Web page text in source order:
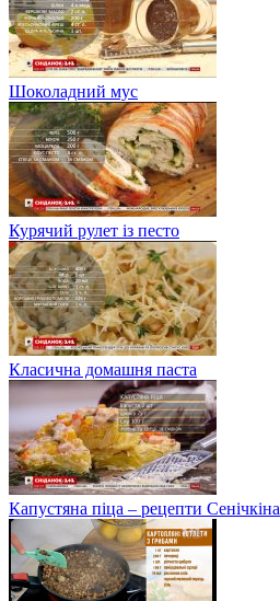
Шоколадний мус
Курячий рулет із песто
Класична домашня паста
Капустяна піца – рецепти Сенічкіна